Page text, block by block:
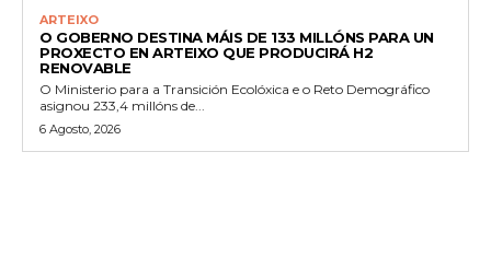
ARTEIXO
O GOBERNO DESTINA MÁIS DE 133 MILLÓNS PARA UN
PROXECTO EN ARTEIXO QUE PRODUCIRÁ H2
RENOVABLE
O Ministerio para a Transición Ecolóxica e o Reto Demográfico
asignou 233,4 millóns de...
6 Agosto, 2026